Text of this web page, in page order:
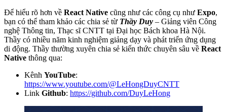
Để hiểu rõ hơn về React Native cũng như các công cụ như Expo,
bạn có thể tham khảo các chia sẻ từ Thầy Duy – Giảng viên Công
nghệ Thông tin, Thạc sĩ CNTT tại Đại học Bách khoa Hà Nội.
Thầy có nhiều năm kinh nghiệm giảng dạy và phát triển ứng dụng
di động. Thầy thường xuyên chia sẻ kiến thức chuyên sâu về React
Native thông qua:
Kênh YouTube:
https://www.youtube.com/@LeHongDuyCNTT
Link Github: https://github.com/DuyLeHong